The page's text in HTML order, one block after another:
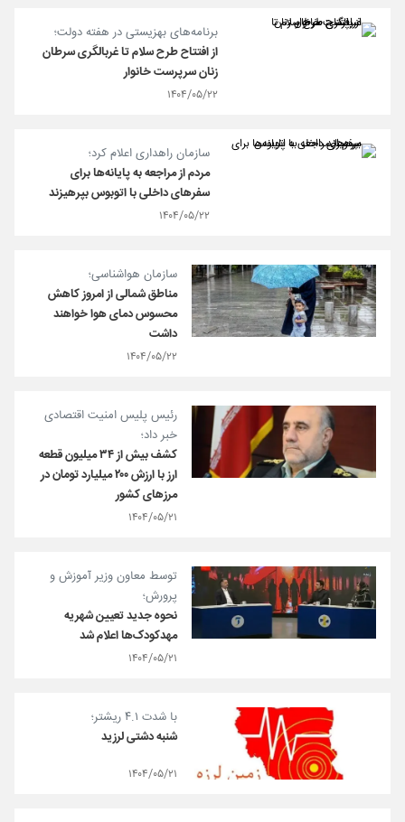
برنامه‌های بهزیستی در هفته دولت؛
از افتتاح طرح سلام تا غربالگری سرطان
زنان سرپرست خانوار
۱۴۰۴/۰۵/۲۲
سازمان راهداری اعلام کرد؛
مردم از مراجعه به پایانه‌ها برای
سفرهای داخلی با اتوبوس بپرهیزند
۱۴۰۴/۰۵/۲۲
سازمان هواشناسی؛
مناطق شمالی از امروز کاهش
محسوس دمای هوا خواهند
داشت
۱۴۰۴/۰۵/۲۲
رئیس پلیس امنیت اقتصادی
خبر داد؛
کشف بیش از ۳۴ میلیون قطعه
ارز با ارزش ۲۰۰ میلیارد تومان در
مرزهای کشور
۱۴۰۴/۰۵/۲۱
توسط معاون وزیر آموزش و
پرورش؛
نحوه جدید تعیین شهریه
مهدکودک‌ها اعلام شد
۱۴۰۴/۰۵/۲۱
با شدت ۴.۱ ریشتر؛
شنبه دشتی لرزید
۱۴۰۴/۰۵/۲۱